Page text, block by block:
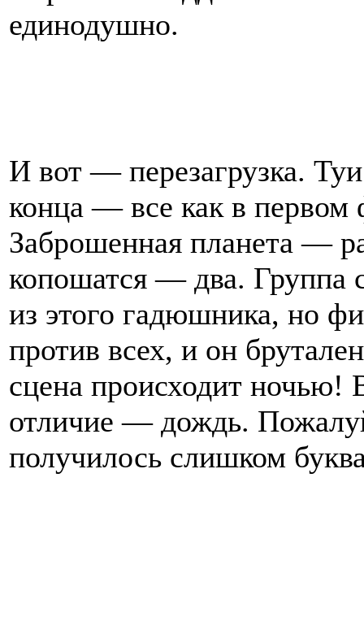
единодушно.
И вот — перезагрузка.
конца — все как в
Заброшенная планета —
копошатся — два. Группа
из этого гадюшника, но
против всех, и он
сцена происходит ночью!
отличие — дождь.
получилось слишком